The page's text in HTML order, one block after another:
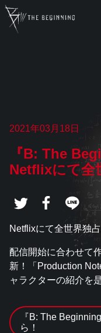
2021年03月18日
『B: The
Netflixにて全
eet
る
ce
ok
で
シ
ェ
る
NE
で
送
る
Netflixにて全世界独
配信開始に合わせて
新！「Production
ャラクターの紹介を
『B: The
ら！